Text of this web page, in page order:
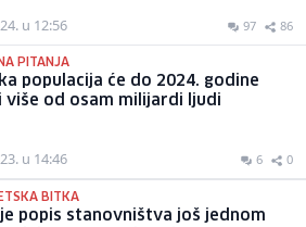
u 12:56 97 86
PITANJA
populacija će do 2024. godine
više od osam milijardi ljudi
u 14:46 6 0
BITKA
popis stanovništva još jednom